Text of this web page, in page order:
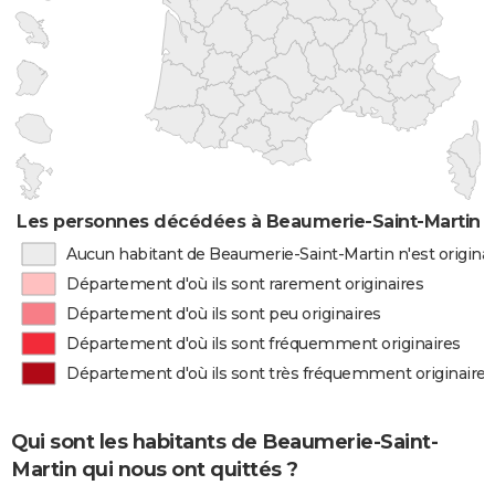
Les personnes décédées à Beaumerie-Saint-Martin
Aucun habitant de Beaumerie-Saint-Martin n'est
Département d'où ils sont rarement originaires
Département d'où ils sont peu originaires
Département d'où ils sont fréquemment originaires
Département d'où ils sont très fréquemment originaires
Qui sont les habitants de Beaumerie-Saint-
Martin qui nous ont quittés ?